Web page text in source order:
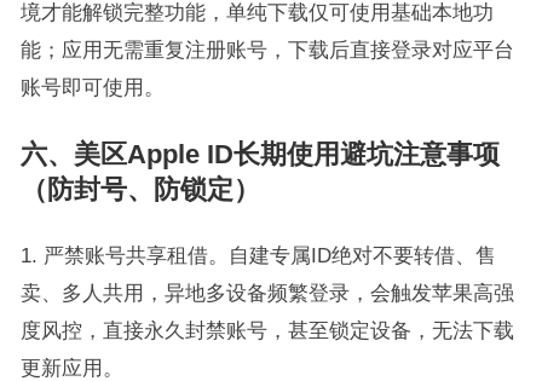
境才能解锁完整功能，单纯下载仅可使用基础本地功
能；应用无需重复注册账号，下载后直接登录对应平台
账号即可使用。
六、美区Apple ID长期使用避坑注意事项
（防封号、防锁定）
1. 严禁账号共享租借。自建专属ID绝对不要转借、售
卖、多人共用，异地多设备频繁登录，会触发苹果高强
度风控，直接永久封禁账号，甚至锁定设备，无法下载
更新应用。